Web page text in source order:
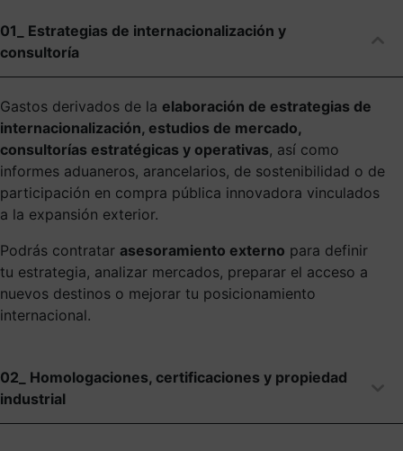
01_ Estrategias de internacionalización y
consultoría
Gastos derivados de la elaboración de estrategias de
internacionalización, estudios de mercado,
consultorías estratégicas y operativas, así como
informes aduaneros, arancelarios, de sostenibilidad o de
participación en compra pública innovadora vinculados
a la expansión exterior.
Podrás contratar asesoramiento externo para definir
tu estrategia, analizar mercados, preparar el acceso a
nuevos destinos o mejorar tu posicionamiento
internacional.
02_ Homologaciones, certificaciones y propiedad
industrial